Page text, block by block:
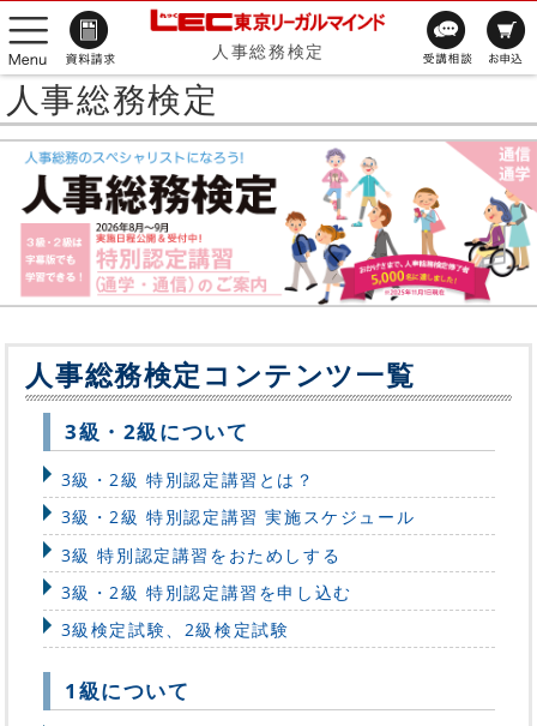
人事総務検定
人事総務検定
人事総務検定コンテンツ一覧
3級・2級について
3級・2級 特別認定講習とは？
3級・2級 特別認定講習 実施スケジュール
3級 特別認定講習をおためしする
3級・2級 特別認定講習を申し込む
3級検定試験、2級検定試験
1級について